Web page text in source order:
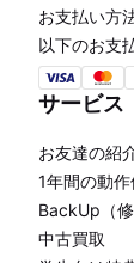
お支払い方
以下のお支
サービス
お友達の紹
1年間の動
BackUp（修
中古買取